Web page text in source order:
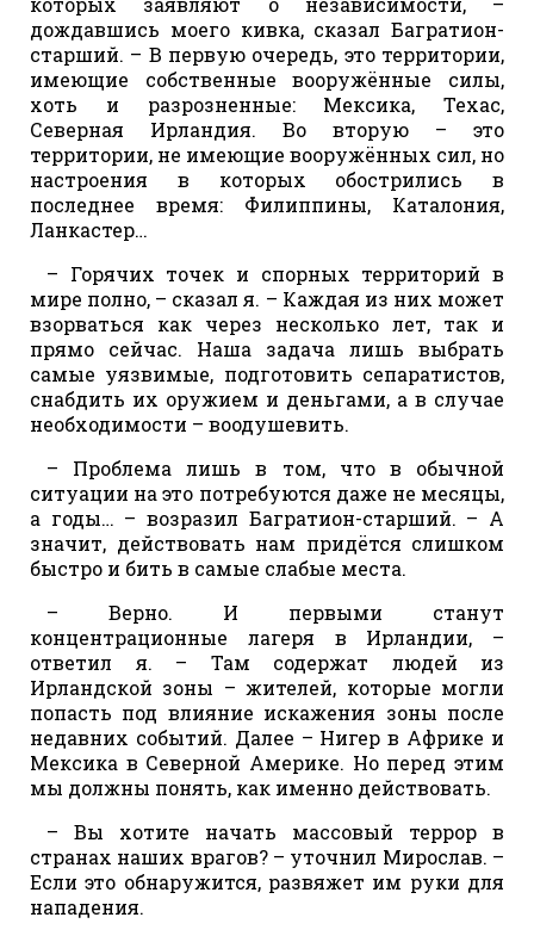
дождавшись моего кивка, сказал Багратион-
старший. – В первую очередь, это территории,
имеющие собственные вооружённые силы,
хоть и разрозненные: Мексика, Техас,
Северная Ирландия. Во вторую – это
территории, не имеющие вооружённых сил, но
настроения в которых обострились в
последнее время: Филиппины, Каталония,
Ланкастер…
– Горячих точек и спорных территорий в
мире полно, – сказал я. – Каждая из них может
взорваться как через несколько лет, так и
прямо сейчас. Наша задача лишь выбрать
самые уязвимые, подготовить сепаратистов,
снабдить их оружием и деньгами, а в случае
необходимости – воодушевить.
– Проблема лишь в том, что в обычной
ситуации на это потребуются даже не месяцы,
а годы… – возразил Багратион-старший. – А
значит, действовать нам придётся слишком
быстро и бить в самые слабые места.
– Верно. И первыми станут
концентрационные лагеря в Ирландии, –
ответил я. – Там содержат людей из
Ирландской зоны – жителей, которые могли
попасть под влияние искажения зоны после
недавних событий. Далее – Нигер в Африке и
Мексика в Северной Америке. Но перед этим
мы должны понять, как именно действовать.
– Вы хотите начать массовый террор в
странах наших врагов? – уточнил Мирослав. –
Если это обнаружится, развяжет им руки для
нападения.